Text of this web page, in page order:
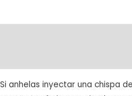
Si anhelas inyectar una chispa